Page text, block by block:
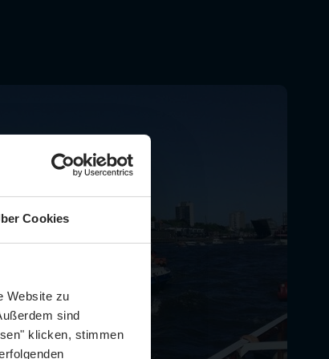
Cookies
Website zu
sind
klicken, stimmen
Schließen
August